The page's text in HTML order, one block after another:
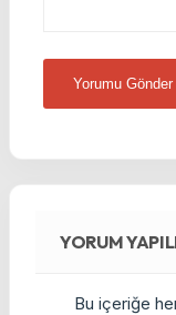
YORUM
Bu içeriğe